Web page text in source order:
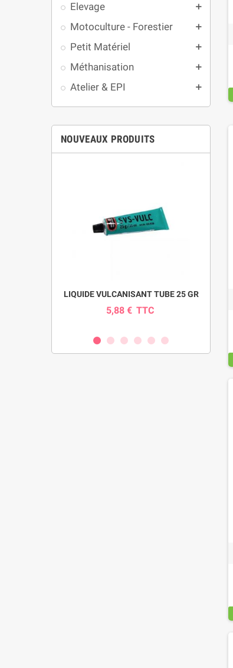
Elevage add
Motoculture - Forestier add
Petit Matériel add
Méthanisation add
Atelier & EPI add
NOUVEAUX PRODUITS
LIQUIDE VULCANISANT TUBE 25 GR
5,88 € TTC